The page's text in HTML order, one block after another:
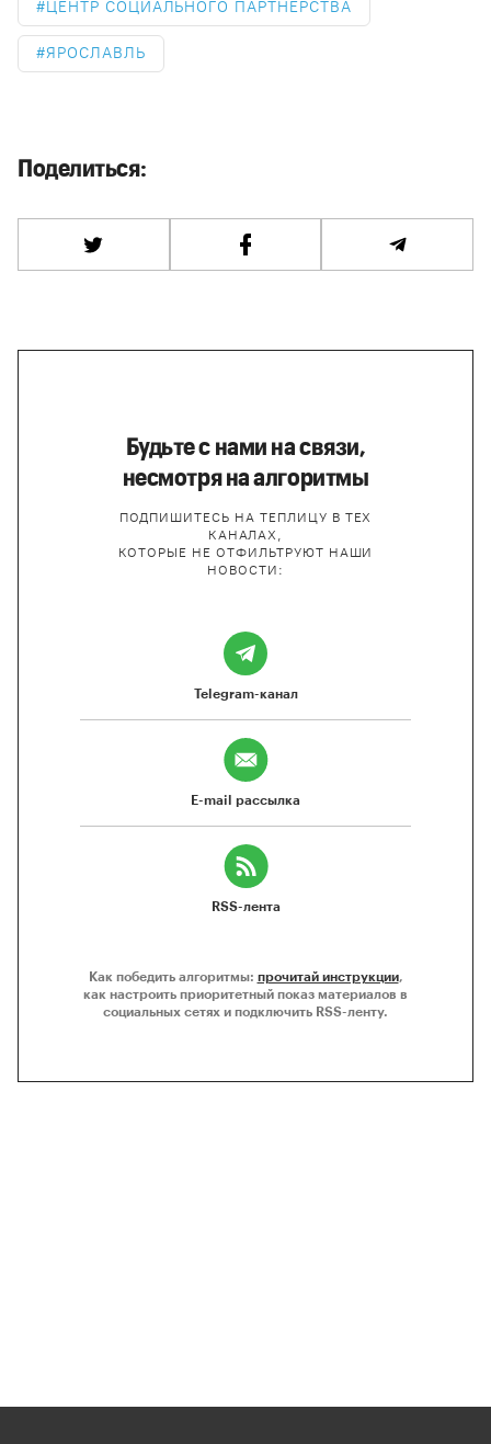
ЦЕНТР СОЦИАЛЬНОГО ПАРТНЁРСТВА
ЯРОСЛАВЛЬ
Поделиться:
Будьте с нами на связи,
несмотря на алгоритмы
ПОДПИШИТЕСЬ НА ТЕПЛИЦУ В ТЕХ
КАНАЛАХ,
КОТОРЫЕ НЕ ОТФИЛЬТРУЮТ НАШИ
НОВОСТИ:
Telegram-канал
E-mail рассылка
RSS-лента
Как победить алгоритмы: прочитай инструкции,
как настроить приоритетный показ материалов в
социальных сетях и подключить RSS-ленту.